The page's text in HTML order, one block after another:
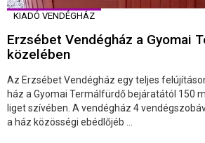
KIADÓ VENDÉGHÁZ
Erzsébet Vendégház a Gyomai
közelében
Az Erzsébet Vendégház egy teljes
ház a Gyomai Termálfürdő bejáratától 150
liget szívében. A vendégház 4
a ház közösségi ebédlőjéb ...